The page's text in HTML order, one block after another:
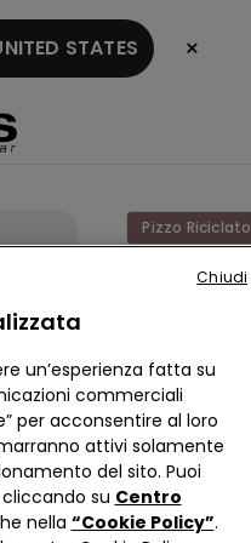
STATES ×
Pizzo Riciclato
Reggiseno
Imbottito in
Pizzo
Riciclato
Wien
un’esperienza fatta su
commerciali
per acconsentire al loro
attivi solamente
del sito. Puoi
su Centro
nella “Cookie Policy”.
Chiudi